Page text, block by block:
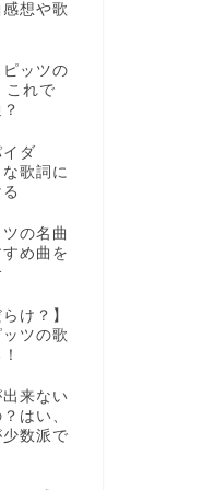
想や歌
ピッツの
これで
ダ
歌詞に
の名曲
め曲を
け？】
ツの歌
来ない
はい、
数派で